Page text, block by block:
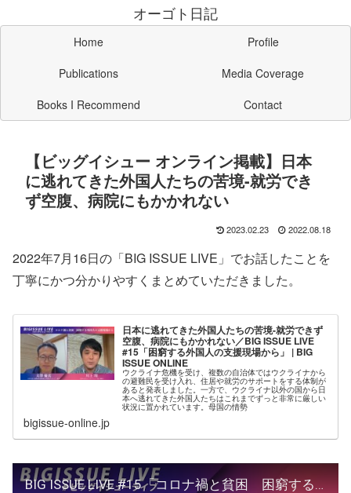
オーゴト日記
Home
Profile
Publications
Media Coverage
Books I Recommend
Contact
【ビッグイシュー オンライン掲載】日本
に逃れてきた外国人たちの苦境-就労でき
ず空腹、病院にもかかれない
2023.02.23 2022.08.18
2022年7月16日の「BIG ISSUE LIVE」でお話したことを
丁寧にかつ分かりやすくまとめていただきました。
日本に逃れてきた外国人たちの苦境-就労できず
空腹、病院にもかかれない／BIG ISSUE LIVE
#15「困窮する外国人の支援現場から」 | BIG
ISSUE ONLINE
ウクライナ危機を受け、複数の自治体ではウクライナから
の避難民を受け入れ、住居や就労のサポートをする体制が
あると発表しました。一方で、ウクライナ以外の国から日
本へ逃れてきた外国人たちはこれまでずっと非常に厳しい
状況に置かれています。母国の情勢
bigissue-online.jp
BIG ISSUE LIVE #15「コロナ禍と貧困 困窮する外国人の支援現場から」